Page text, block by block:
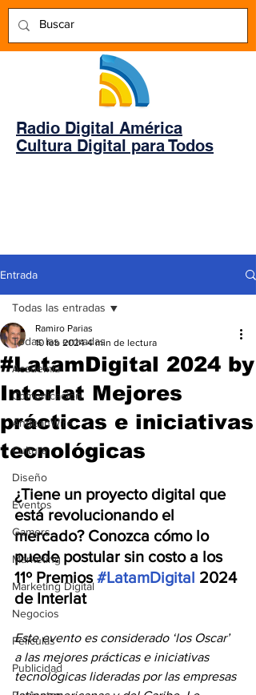
Radio Digital América
Cultura Digital para Todos
Entrada
Todas las entradas
Academia
Comunicación
AndeanWire
Cultura
Diseño
Eventos
Gamers
Marketing
Marketing Digital
Negocios
Películas
Publicidad
Todas las entradas
#LatamDigital 2024 by
Interlat Mejores
prácticas e iniciativas
tecnológicas
Ramiro Parias
10 feb 2024 4 min de lectura
¿Tiene un proyecto digital que
está revolucionando el
mercado? Conozca cómo lo
puede postular sin costo a los
11º Premios #LatamDigital 2024
de Interlat
Este evento es considerado ‘los Oscar’
a las mejores prácticas e iniciativas
tecnológicas lideradas por las empresas